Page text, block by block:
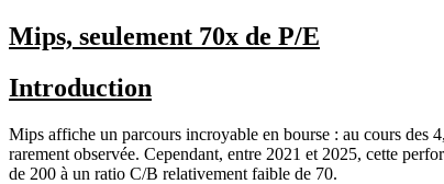
Mips, seulement 70x de P/E
Introduction
Mips affiche un parcours incroyable en bourse : au cours des
rarement observée. Cependant, entre 2021 et 2025, cette
de 200 à un ratio C/B relativement faible de 70.